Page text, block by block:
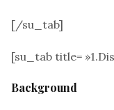
[/su_tab]
[su_tab title=
Background